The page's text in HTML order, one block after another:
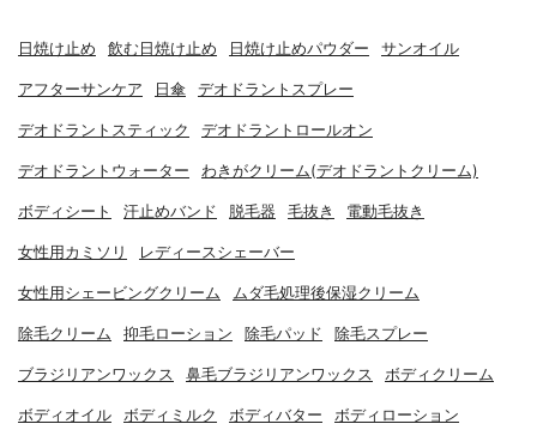
日焼け止め 飲む日焼け止め 日焼け止めパウダー サンオイル
アフターサンケア 日傘 デオドラントスプレー
デオドラントスティック デオドラントロールオン
デオドラントウォーター わきがクリーム(デオドラントクリーム)
ボディシート 汗止めバンド 脱毛器 毛抜き 電動毛抜き
女性用カミソリ レディースシェーバー
女性用シェービングクリーム ムダ毛処理後保湿クリーム
除毛クリーム 抑毛ローション 除毛パッド 除毛スプレー
ブラジリアンワックス 鼻毛ブラジリアンワックス ボディクリーム
ボディオイル ボディミルク ボディバター ボディローション